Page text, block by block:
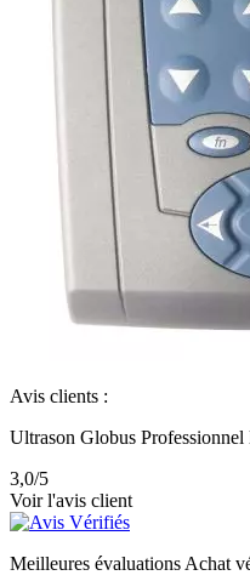
Avis clients :
Ultrason Globus
3,0/5
Voir l'avis client
Meilleures évaluations Achat